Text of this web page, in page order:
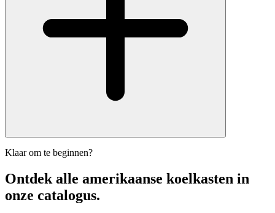
Klaar om te beginnen?
Ontdek alle amerikaanse koelkasten in
onze catalogus.